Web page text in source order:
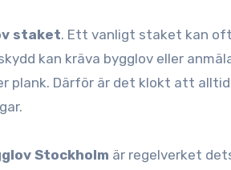
staket. Ett vanligt staket kan
kan kräva bygglov eller
plank. Därför är det klokt att
Stockholm är regelverket